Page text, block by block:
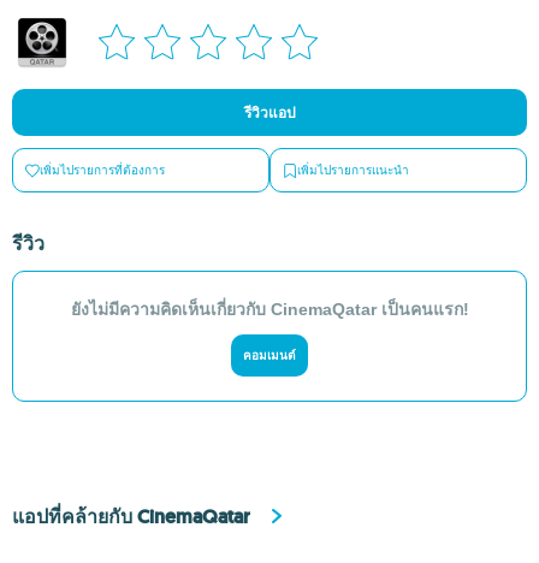
รีวิวแอป
เพิ่มไปรายการที่ต้องการ เพิ่มไปรายการแนะนำ
รีวิว
ยังไม่มีความคิดเห็นเกี่ยวกับ CinemaQatar เป็นคนแรก!
คอมเมนต์
แอปที่คล้ายกับ CinemaQatar